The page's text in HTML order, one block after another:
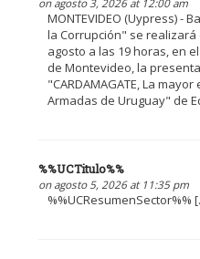
MONTEVIDEO (Uypress) -
la Corrupción" se
agosto a las 19 horas, en
de Montevideo, la
"CARDAMAGATE, La
Armadas de Uruguay" de
%%UCTitulo%%
on agosto 5, 2026 at 11:35 pm
%%UCResumenSector%%